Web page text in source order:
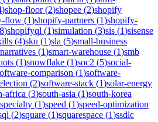
)shop-floor(2)shopee (2)shopify
flow (1)shopify-partners (1)shopify-
8)shopifyql (1)simulation (3)sis (1)sisense
(4)sku (1)sla (5)small-business
(1)smart-warehouse (1)smb
(1)snowflake (1)soc2 (5)social-
comparison (1)software-
(2)software-stack (1)solar-energy
africa (3)south-asia (1)south-korea
specialty (1)speed (1)speed-optimization
(2)square (1)squarespace (1)ssdlc